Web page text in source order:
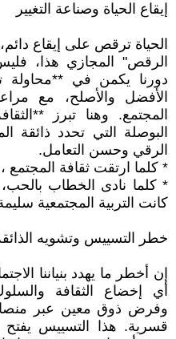
إيقاع الحياة وصناعة التغيير
الحياة ترقص على إيقاع
الرقص" المجازي هذا،
دورنا يكمن في **محاولة
الأفضل والأصلح، مع
المجتمع. وهنا تبرز
البوصلة التي تحدد ذائقة
الرقي وحسن التعامل.
* كلما ارتقت ثقافة المجتمع ،
* كلما نادى الخطاب بالحب،
كانت التربية المجتمعية
خطر التسييس وتشويه
إن أخطر ما يهدد بنياننا
أي إخضاع الثقافة
وفرض ذوق معين عبر
قسرية. هذا التسييس يفتح